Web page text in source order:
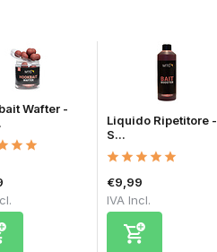
Wafter -
Liquido Ripetitore -
S...
€9,99
IVA Incl.